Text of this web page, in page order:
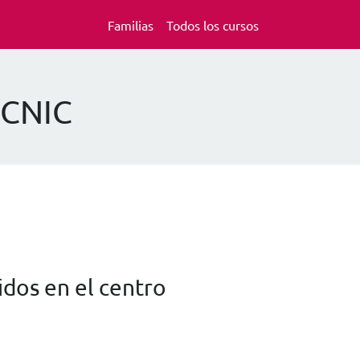
Familias Todos los cursos
en el centro